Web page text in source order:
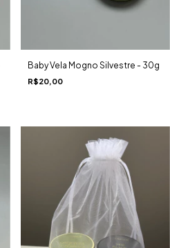
Baby Vela Mogno Silvestre - 30g
R$20,00